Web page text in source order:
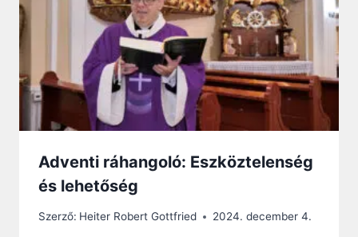
Adventi ráhangoló: Eszköztelenség
és lehetőség
Szerző: Heiter Robert Gottfried 2024. december 4.